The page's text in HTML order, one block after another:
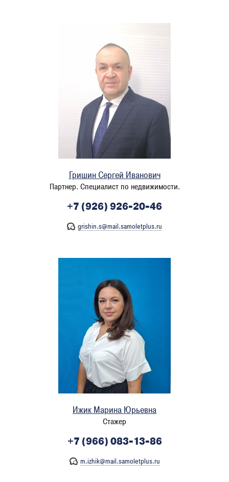
Гришин Сергей Иванович
Партнер. Специалист по недвижимости.
+7 (926) 926-20-46
grishin.s@mail.samoletplus.ru
Ижик Марина Юрьевна
Стажер
+7 (966) 083-13-86
m.izhik@mail.samoletplus.ru